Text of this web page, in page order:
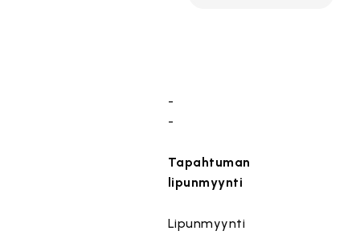
-
-
Tapahtuman
lipunmyynti
Lipunmyynti